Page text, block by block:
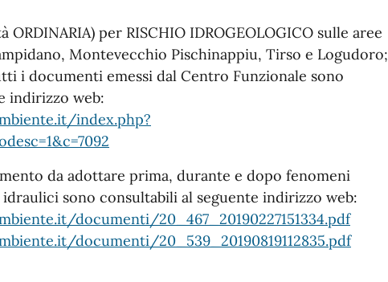
per RISCHIO IDROGEOLOGICO sulle aree
Montevecchio Pischinappiu, Tirso e Logudoro;
i documenti emessi dal Centro Funzionale sono
indirizzo web:
index.php?
da adottare prima, durante e dopo fenomeni
sono consultabili al seguente indirizzo web:
documenti/20_467_20190227151334.pdf
documenti/20_539_20190819112835.pdf